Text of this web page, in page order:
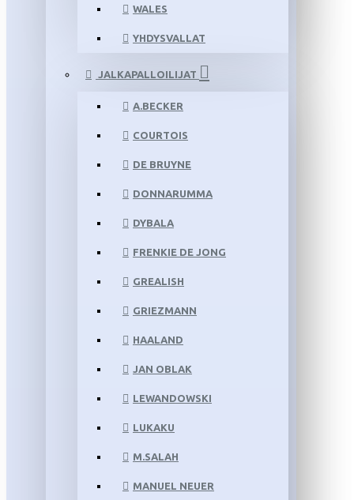
WALES
YHDYSVALLAT
JALKAPALLOILIJAT
A.BECKER
COURTOIS
DE BRUYNE
DONNARUMMA
DYBALA
FRENKIE DE JONG
GREALISH
GRIEZMANN
HAALAND
JAN OBLAK
LEWANDOWSKI
LUKAKU
M.SALAH
MANUEL NEUER